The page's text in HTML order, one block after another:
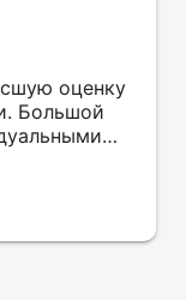
оценку
Большой
принт
не
вопросы.